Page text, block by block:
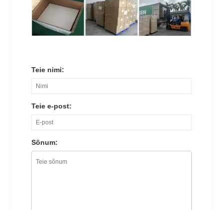
Teie nimi:
Teie e-post:
Sõnum: